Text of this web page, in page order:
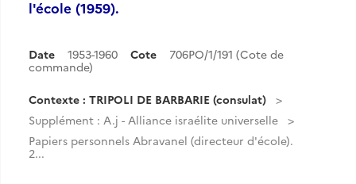
l'école (1959).
Date 1953-1960 Cote
706PO/1/191 (Cote de
commande)
Contexte : TRIPOLI DE BARBARIE (consulat)
Supplément : A.j - Alliance israélite universelle
Papiers personnels Abravanel (directeur d'école).
2...